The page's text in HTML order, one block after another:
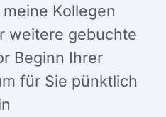
Kollegen
weitere gebuchte
Beginn Ihrer
für Sie pünktlich